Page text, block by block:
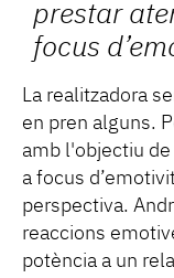
prestar
focus
La realitzadora
en pren alguns.
amb l'objectiu
a focus
perspectiva.
reaccions
potència a un